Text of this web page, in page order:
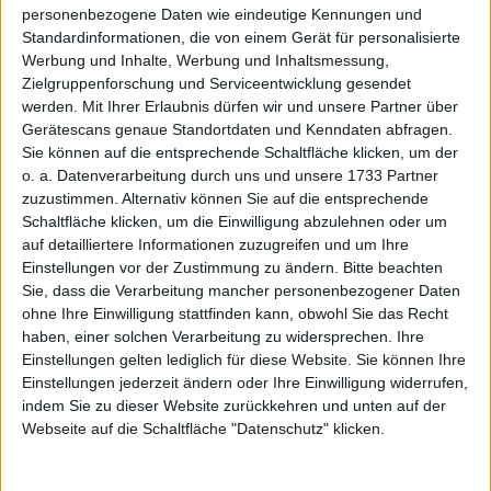
personenbezogene Daten wie eindeutige Kennungen und
Standardinformationen, die von einem Gerät für personalisierte
Werbung und Inhalte, Werbung und Inhaltsmessung,
Zielgruppenforschung und Serviceentwicklung gesendet
werden.
Mit Ihrer Erlaubnis dürfen wir und unsere Partner über
Gerätescans genaue Standortdaten und Kenndaten abfragen.
Sie können auf die entsprechende Schaltfläche klicken, um der
o. a. Datenverarbeitung durch uns und unsere 1733 Partner
zuzustimmen. Alternativ können Sie auf die entsprechende
Schaltfläche klicken, um die Einwilligung abzulehnen oder um
auf detailliertere Informationen zuzugreifen und um Ihre
Einstellungen vor der Zustimmung zu ändern.
Bitte beachten
Sie, dass die Verarbeitung mancher personenbezogener Daten
ohne Ihre Einwilligung stattfinden kann, obwohl Sie das Recht
haben, einer solchen Verarbeitung zu widersprechen. Ihre
Einstellungen gelten lediglich für diese Website. Sie können Ihre
Einstellungen jederzeit ändern oder Ihre Einwilligung widerrufen,
indem Sie zu dieser Website zurückkehren und unten auf der
Webseite auf die Schaltfläche "Datenschutz" klicken.
A3CSWZ
A6T A7A AAD
AAG/D AAQ/D AB9_OLD
ABA ABHA ABO
ABT ABX ACT/D
ACWN ACX/D ADE
ADG ADJ ADN1/D